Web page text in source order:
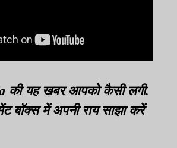
की यह खबर आपको कैसी लगी.
बॉक्स में अपनी राय साझा करें